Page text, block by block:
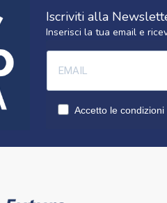
Iscriviti alla
Inserisci la tua email e
Accetto le